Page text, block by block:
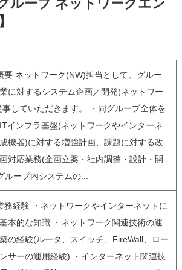
ループ ネットワークエン
要 ネットワーク(NW)担当として、グルー
に対するシステム企画／開発(ネットワー
事していただきます。 ・同グループ全体を
インフラ基盤(ネットワークやインターネ
機器)に対する増強計画、課題に対する改
対応業務(企画立案・社内調整・設計・開
ループ内システムの...
務経験 ・ネットワークやインターネットに
本的な知識 ・ネットワーク関連技術の運
の経験(ルータ、スイッチ、FireWall、ロー
ンサーの運用経験) ・インターネット関連技